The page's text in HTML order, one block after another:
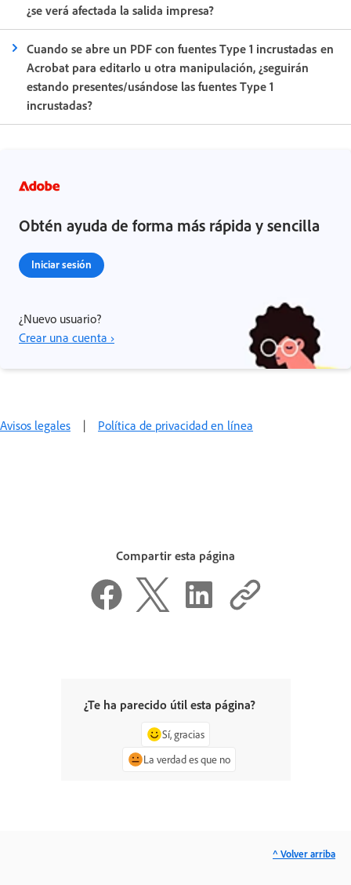
¿se verá afectada la salida impresa?
Cuando se abre un PDF con fuentes Type 1 incrustadas en
Acrobat para editarlo u otra manipulación, ¿seguirán
estando presentes/usándose las fuentes Type 1
incrustadas?
Obtén ayuda de forma más rápida y sencilla
Iniciar sesión
¿Nuevo usuario?
Crear una cuenta ›
Avisos legales | Política de privacidad en línea
Compartir esta página
¿Te ha parecido útil esta página?
Sí, gracias
La verdad es que no
^ Volver arriba